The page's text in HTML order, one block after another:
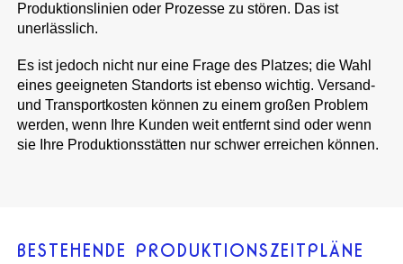
Produktionslinien oder Prozesse zu stören. Das ist
unerlässlich.
Es ist jedoch nicht nur eine Frage des Platzes; die Wahl
eines geeigneten Standorts ist ebenso wichtig. Versand-
und Transportkosten können zu einem großen Problem
werden, wenn Ihre Kunden weit entfernt sind oder wenn
sie Ihre Produktionsstätten nur schwer erreichen können.
BESTEHENDE PRODUKTIONSZEITPLÄNE